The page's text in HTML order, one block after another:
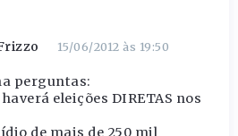
15/06/2012 às 19:50
perguntas:
eleições DIRETAS nos
de mais de 250 mil